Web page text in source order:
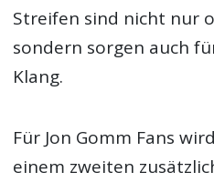
Streifen sind nicht nur
sondern sorgen auch
Klang.
Für Jon Gomm Fans
einem zweiten